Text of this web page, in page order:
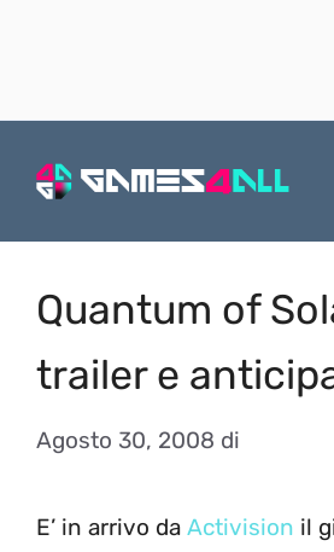
Quantum of
trailer e
Agosto 30, 2008 di
E’ in arrivo da Activision il